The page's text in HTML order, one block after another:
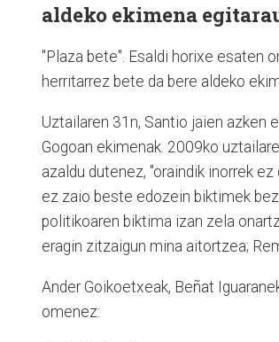
aldeko ekimena
"Plaza bete". Esaldi horixe esaten
herritarrez bete da bere aldeko
Uztailaren 31n, Santio jaien azken
Gogoan ekimenak. 2009ko
azaldu dutenez, "oraindik inorrek
ez zaio beste edozein biktimek
politikoaren biktima izan zela
eragin zitzaigun mina aitortzea;
Ander Goikoetxeak, Beñat
omenez: